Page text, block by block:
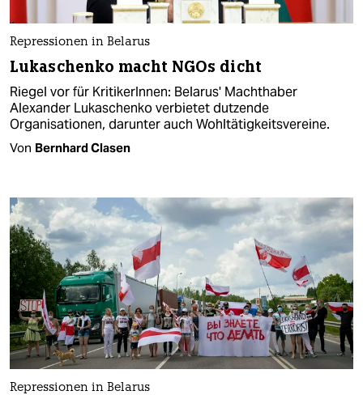
Repressionen in Belarus
Lukaschenko macht NGOs dicht
Riegel vor für KritikerInnen: Belarus' Machthaber
Alexander Lukaschenko verbietet dutzende
Organisationen, darunter auch Wohltätigkeitsvereine.
Von Bernhard Clasen
Repressionen in Belarus